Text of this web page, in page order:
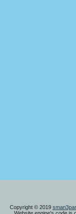
Copyright © 2019